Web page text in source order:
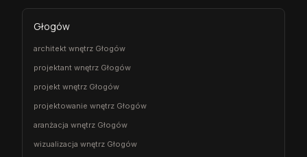
Głogów
architekt wnętrz Głogów
projektant wnętrz Głogów
projekt wnętrz Głogów
projektowanie wnętrz Głogów
aranżacja wnętrz Głogów
wizualizacja wnętrz Głogów